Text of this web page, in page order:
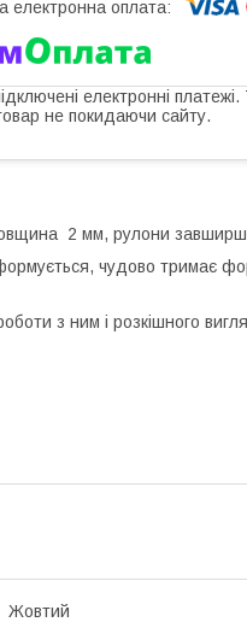
електронні
не покидаючи сайту.
2 мм, рулони
чудово тримає
з ним і розкішного
Жовтий